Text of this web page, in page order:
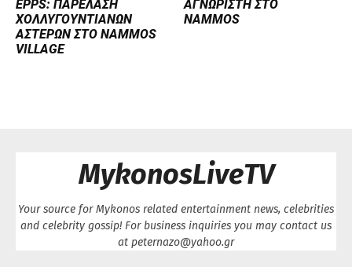
EPPS: ΠΑΡΕΛΑΣΗ
ΧΟΛΛΥΓΟΥΝΤΙΑΝΩΝ
ΑΣΤΕΡΩΝ ΣΤΟ NAMMOS
VILLAGE
ΑΓΝΩΡΙΣΤΗ ΣΤΟ
NAMMOS
MykonosLiveTV
Your source for Mykonos related entertainment news, celebrities
and celebrity gossip! For business inquiries you may contact us
at peternazo@yahoo.gr